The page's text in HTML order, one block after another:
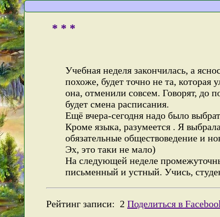
* * *
Учебная неделя закончилась, а
похоже, будет точно не та, которая
она, отменили совсем. Говорят, до
будет смена расписания.
Ещё вчера-сегодня надо было
Кроме языка, разумеется . Я
обязательные обществоведение и
Эх, это таки не мало)
На следующей неделе
письменный и устный. Учись,
Рейтинг записи: 2 Поделиться в